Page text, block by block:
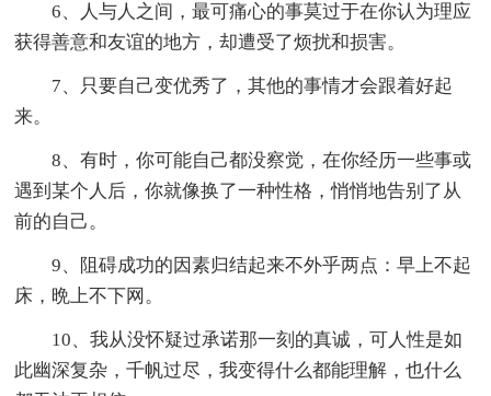
6、人与人之间，最可痛心的事莫过于在你认为理应
获得善意和友谊的地方，却遭受了烦扰和损害。
7、只要自己变优秀了，其他的事情才会跟着好起
来。
8、有时，你可能自己都没察觉，在你经历一些事或
遇到某个人后，你就像换了一种性格，悄悄地告别了从
前的自己。
9、阻碍成功的因素归结起来不外乎两点：早上不起
床，晩上不下网。
10、我从没怀疑过承诺那一刻的真诚，可人性是如
此幽深复杂，千帆过尽，我变得什么都能理解，也什么